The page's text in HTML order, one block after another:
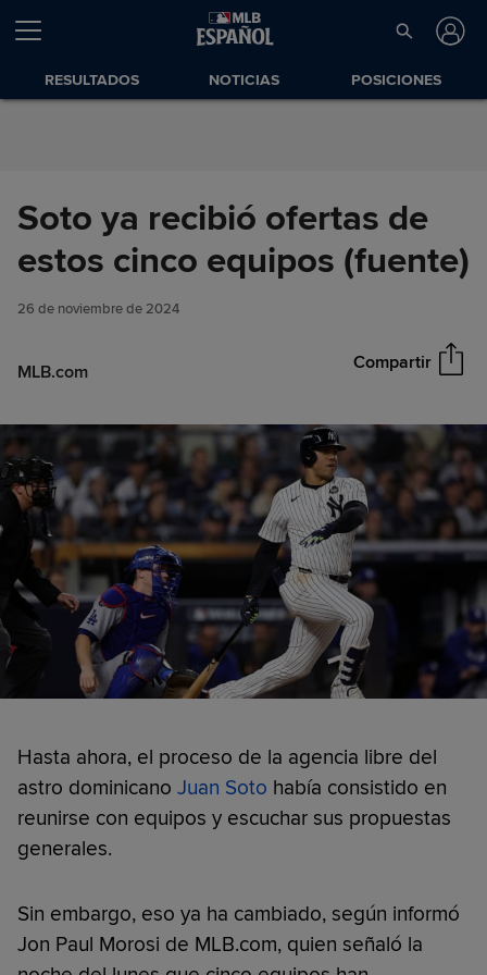
Saltar al Contenido
RESULTADOS NOTICIAS POSICIONES
Soto ya recibió ofertas de
estos cinco equipos (fuente)
26 de noviembre de 2024
MLB.com Compartir
Soto ya recibió ofertas de
estos cinco equipos (fuente)
Compartir
Hasta ahora, el proceso de la agencia libre del
astro dominicano Juan Soto había consistido en
reunirse con equipos y escuchar sus propuestas
generales.
Sin embargo, eso ya ha cambiado, según informó
Jon Paul Morosi de MLB.com, quien señaló la